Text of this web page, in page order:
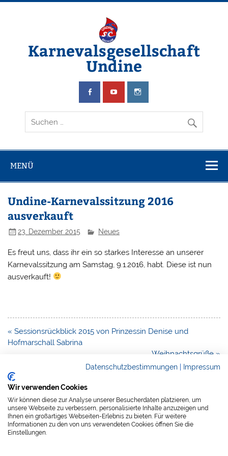
Zum
Karnevalsgesellschaft
Undine
Wir schwimmen & feiern Karneval
MENÜ
Undine-Karnevalssitzung 2016
ausverkauft
23. Dezember 2015 Neues
Es freut uns, dass ihr ein so starkes Interesse an unserer
Karnevalssitzung am Samstag, 9.1.2016, habt. Diese ist nun
ausverkauft!
Beitragsnavigation
« Sessionsrückblick 2015 von Prinzessin Denise und
Hofmarschall Sabrina
Weihnachtsgrüße »
Datenschutzerklärung
Datenschutzbestimmungen Impressum
Wir verwenden Cookies
Wir können diese zur Analyse unserer Besucherdaten platzieren, um
unsere Webseite zu verbessern, personalisierte Inhalte anzuzeigen und
Ihnen ein großartiges Webseiten-Erlebnis zu bieten. Für weitere
Informationen zu den von uns verwendeten Cookies öffnen Sie die
Einstellungen.